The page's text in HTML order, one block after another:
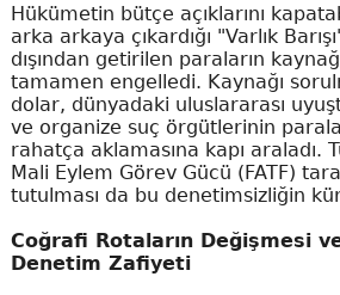
Hükümetin bütçe açıklarını
arka arkaya çıkardığı "Varlık
dışından getirilen paraların
tamamen engelledi. Kaynağı
dolar, dünyadaki uluslararası
ve organize suç örgütlerinin
rahatça aklamasına kapı araladı.
Mali Eylem Görev Gücü (FATF)
tutulması da bu denetimsizliğin
Coğrafi Rotaların Değişmesi
Denetim Zafiyeti